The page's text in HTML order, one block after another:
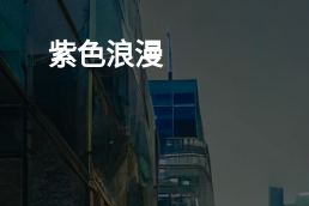
Skip
content紫色浪漫